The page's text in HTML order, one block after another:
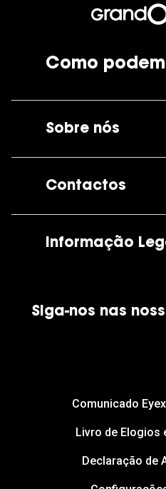
Como
Sobre nós
Contactos
Informação
Política de Cookies
Siga-nos nas
Comunicado
Livro de Elogios
Declaração de